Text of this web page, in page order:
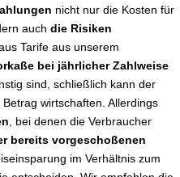
nicht nur die Kosten für
auch die Risiken
Tarife aus unserem
bei jährlicher Zahlweise
sind, schließlich kann der
wirtschaften. Allerdings
, bei denen die Verbraucher
bereits vorgeschoßenen
im Verhältnis zum